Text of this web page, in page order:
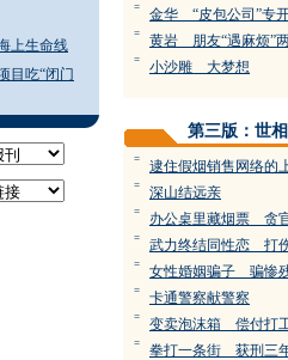
上生命线
目吃“闭门
= 金华 “皮包公司”专
= 黄岩 朋友“遇麻烦”
= 小沙雕 大梦想
第三版：世相
= 逮住假烟销售网络的
= 深山结远亲
= 办公桌里藏烟票 贪
= 武力终结同性恋 打
= 女性婚姻骗子 骗惨
= 卡通警察献警察
= 变卖泡沫箱 偿付打
= 拳打一条街 获刑三